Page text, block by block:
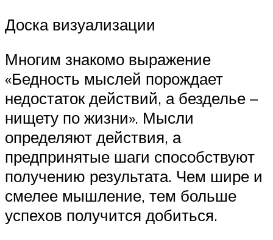
Доска визуализации
Многим знакомо выражение
«Бедность мыслей порождает
недостаток действий, а безделье –
нищету по жизни». Мысли
определяют действия, а
предпринятые шаги способствуют
получению результата. Чем шире и
смелее мышление, тем больше
успехов получится добиться.